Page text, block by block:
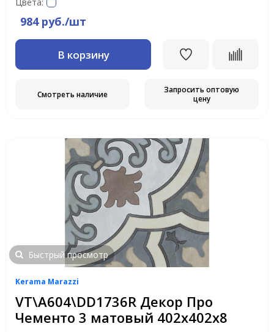
984 руб./шт
В корзину
Смотреть наличие
Запросить оптовую
цену
Быстрый просмотр
Kerama Marazzi
VT\A604\DD1736R Декор Про
Чементо 3 матовый 402х402х8